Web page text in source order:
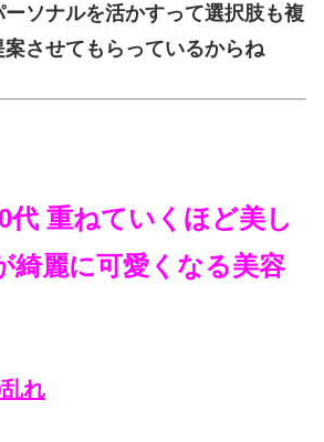
ソナルを活かすって選択肢も複
させてもらっているからね
代 重ねていくほど美し
綺麗に可愛くなる美容
れ